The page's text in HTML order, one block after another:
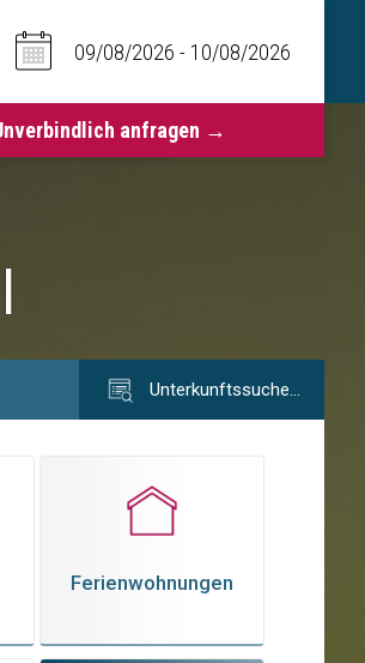
Unterkunftssuche…
Ferienwohnungen